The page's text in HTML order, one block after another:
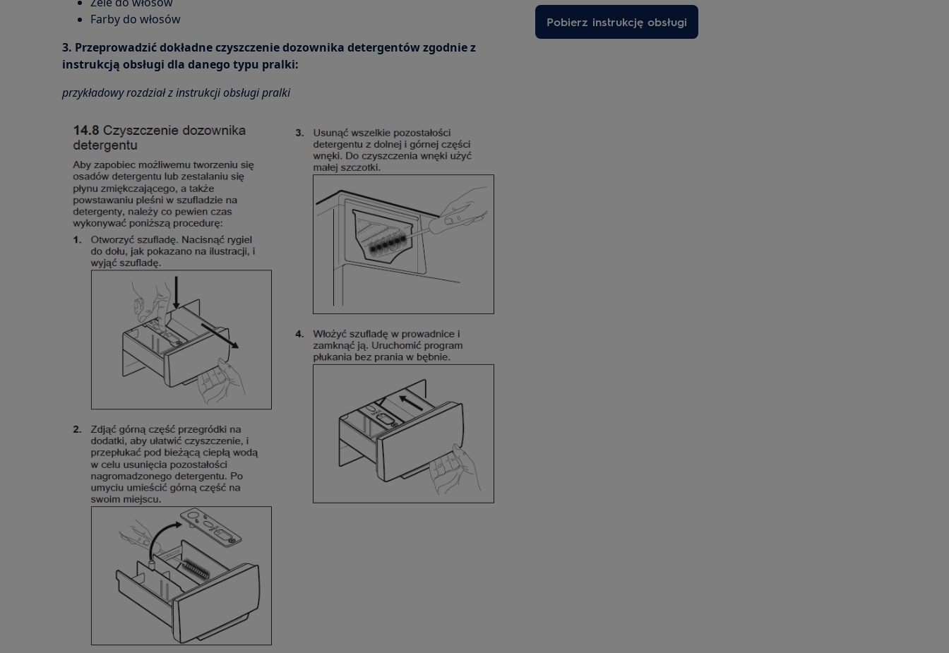
Farby do włosów
3. Przeprowadzić dokładne czyszczenie dozownika detergentów zgodnie z
instrukcją obsługi dla danego typu pralki:
przykładowy rozdział z instrukcji obsługi pralki
Pobierz instrukcję obsługi